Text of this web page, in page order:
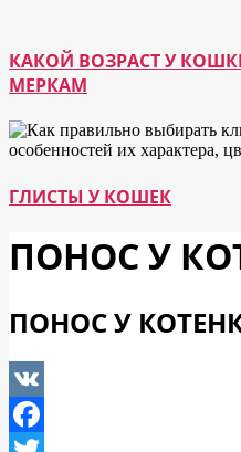
КАКОЙ ВОЗРАСТ У
МЕРКАМ
ГЛИСТЫ У КОШЕК
ПОНОС У
ПОНОС У
VK